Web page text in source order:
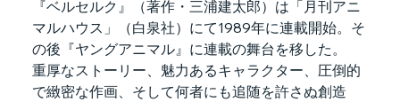
『ベルセルク』（著作・三浦建太郎）は「月刊アニ
マルハウス」（白泉社）にて1989年に連載開始。そ
の後『ヤングアニマル』に連載の舞台を移した。
重厚なストーリー、魅力あるキャラクター、圧倒的
で緻密な作画、そして何者にも追随を許さぬ創造